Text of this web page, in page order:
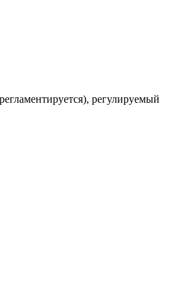
регулируемый